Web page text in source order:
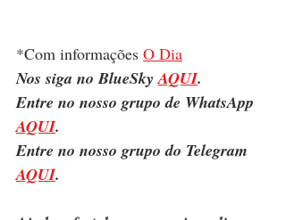
*Com informações O Dia
Nos siga no BlueSky AQUI.
Entre no nosso grupo de WhatsApp
AQUI.
Entre no nosso grupo do Telegram
AQUI.